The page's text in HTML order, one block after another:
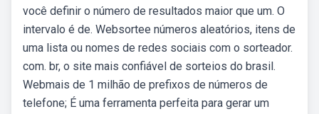
você definir o número de resultados maior que um. O
intervalo é de. Websortee números aleatórios, itens de
uma lista ou nomes de redes sociais com o sorteador.
com. br, o site mais confiável de sorteios do brasil.
Webmais de 1 milhão de prefixos de números de
telefone; É uma ferramenta perfeita para gerar um